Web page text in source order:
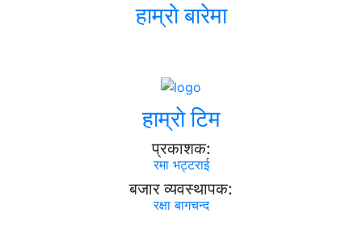
हाम्राे बारेमा
हाम्राे टिम
प्रकाशक:
रमा भट्टराई
बजार व्यवस्थापक:
रक्षा बागचन्द